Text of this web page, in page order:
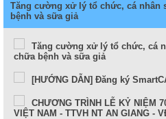
Tăng cường xử lý tổ chức, cá nhân
bệnh và sữa giả
Tăng cường xử lý tổ chức, cá
chữa bệnh và sữa giả
[HƯỚNG DẪN] Đăng ký
CHƯƠNG TRÌNH LỄ KỶ NIỆM
VIỆT NAM - TTVH NT AN GIANG -